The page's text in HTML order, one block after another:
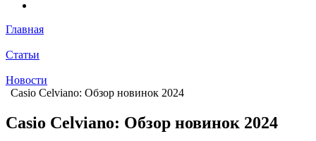
Главная
Статьи
Новости
Casio Celviano: Обзор новинок 2024
Casio Celviano: Обзор новинок 2024